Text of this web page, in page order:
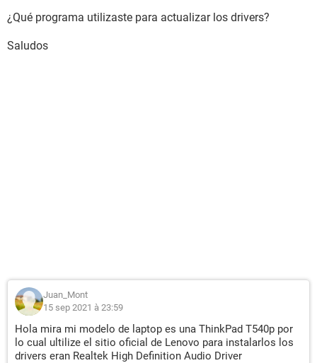
¿Qué programa utilizaste para actualizar los drivers?
Saludos
Juan_Mont
15 sep 2021 à 23:59
Hola mira mi modelo de laptop es una ThinkPad T540p por
lo cual ultilize el sitio oficial de Lenovo para instalarlos los
drivers eran Realtek High Definition Audio Driver